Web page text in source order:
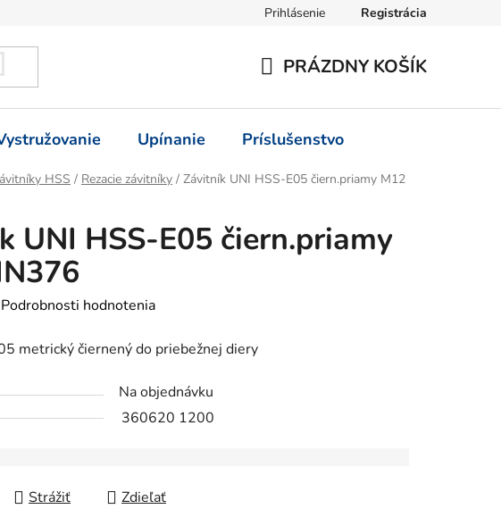
Prihlásenie Registrácia
KOŠÍK
PRÁZDNY KOŠÍK
Upínanie Príslušenstvo
HSS / Rezacie závitníky / Závitník UNI HSS-E05 čiern.priamy M12
UNI HSS-E05 čiern.priamy
Podrobnosti hodnotenia
metrický čiernený do priebežnej diery
Na objednávku
360620 1200
Strážiť Zdieľať